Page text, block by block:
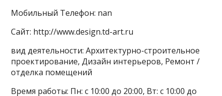
Мобильный Телефон: nan
Сайт: http://www.design.td-art.ru
вид деятельности: Архитектурно-строительное
проектирование, Дизайн интерьеров, Ремонт /
отделка помещений
Время работы: Пн: с 10:00 до 20:00, Вт: с 10:00 до